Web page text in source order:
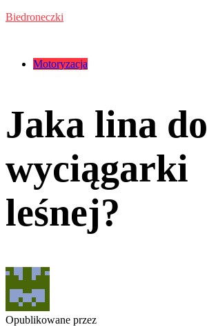
Przejdź
Biedroneczki
Kategorie:Motoryzacja
Jaka lina do
wyciągarki
leśnej?
Opublikowane przez